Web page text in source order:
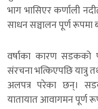
भाग भासिएर कर्णाली
साधन सञ्चालन पूर्ण रूपमा
वर्षाका कारण सडकको
संरचना भत्किएपछि यात्रु
अलपत्र परेका छन्।
यातायात आवागमन पूर्ण